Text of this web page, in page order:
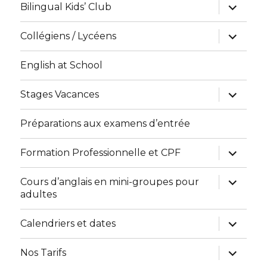
Bilingual Kids’ Club
ouvrir
le
sous-
menu
Collégiens / Lycéens
ouvrir
le
sous-
English at School
Stages Vacances
ouvrir
le
sous-
Préparations aux examens d’entrée
Formation Professionnelle et CPF
ouvrir
le
sous-
menu
Cours d’anglais en mini-groupes pour
adultes
ouvrir
le
menu
Calendriers et dates
ouvrir
le
sous-
menu
Nos Tarifs
ouvrir
le